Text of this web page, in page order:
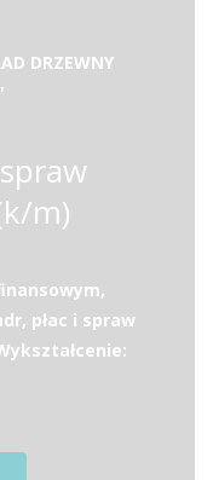
DRZEWNY
m)
płac i spraw